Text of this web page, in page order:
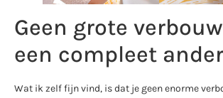
Geen grote
een compleet
Wat ik zelf fijn vind, is dat je geen enorme